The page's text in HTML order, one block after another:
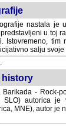
nastala je
u toj
Istovremeno,
salju svoje
history
Barikada - Rock-
SLO) autorica
MNE), autor je